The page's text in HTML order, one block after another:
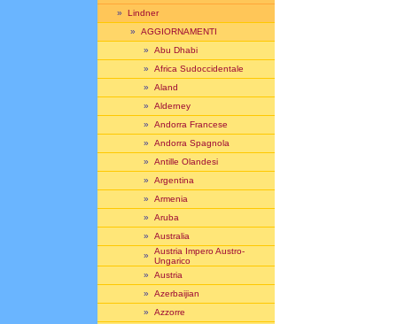
» Lindner
» AGGIORNAMENTI
» Abu Dhabi
» Africa Sudoccidentale
» Aland
» Alderney
» Andorra Francese
» Andorra Spagnola
» Antille Olandesi
» Argentina
» Armenia
» Aruba
» Australia
» Austria Impero Austro-
Ungarico
» Austria
» Azerbaijian
» Azzorre